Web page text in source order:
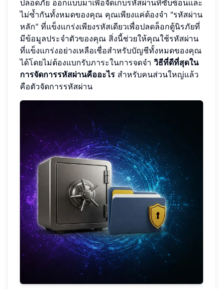
ปลอดภัย ออกแบบมาเพื่อจัดเก็บรหัสผ่านที่ซับซ้อนและ
ไม่ซ้ำกันทั้งหมดของคุณ คุณเพียงแค่ต้องจำ "รหัสผ่าน
หลัก" ที่แข็งแกร่งเพียงรหัสเดียวเพื่อปลดล็อกตู้นิรภัยที่
มีข้อมูลประจำตัวของคุณ สิ่งนี้ช่วยให้คุณใช้รหัสผ่าน
ที่แข็งแกร่งอย่างเหลือเชื่อสำหรับบัญชีทั้งหมดของคุณ
ได้โดยไม่ต้องแบกรับภาระในการจดจำ วิธีที่ดีที่สุดใน
การจัดการรหัสผ่านคืออะไร สำหรับคนส่วนใหญ่แล้ว
คือตัวจัดการรหัสผ่าน